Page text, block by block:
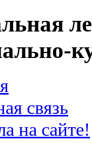
связь
на сайте!